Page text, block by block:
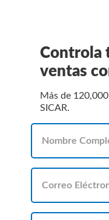
Controla
ventas
Más de
SICAR.